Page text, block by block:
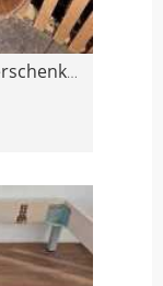
2x Barstühle / Barhocker zu verschenken (mit Gebra